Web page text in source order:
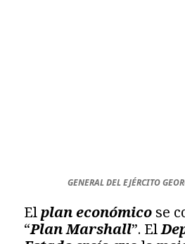
GENERAL DEL EJÉRCITO
Elplan económicose
“Plan Marshall”. El